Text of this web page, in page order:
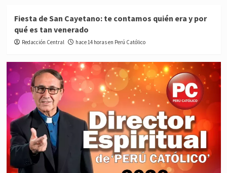
Fiesta de San Cayetano: te contamos quién era y por
qué es tan venerado
Redacción Central hace 14 horas en Perú Católico